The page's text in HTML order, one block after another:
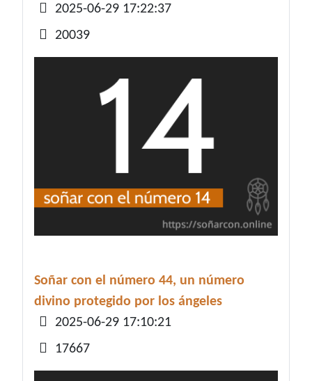
Detalles
2025-06-29 17:22:37
20039
Soñar con el número 44, un número
divino protegido por los ángeles
Detalles
2025-06-29 17:10:21
17667